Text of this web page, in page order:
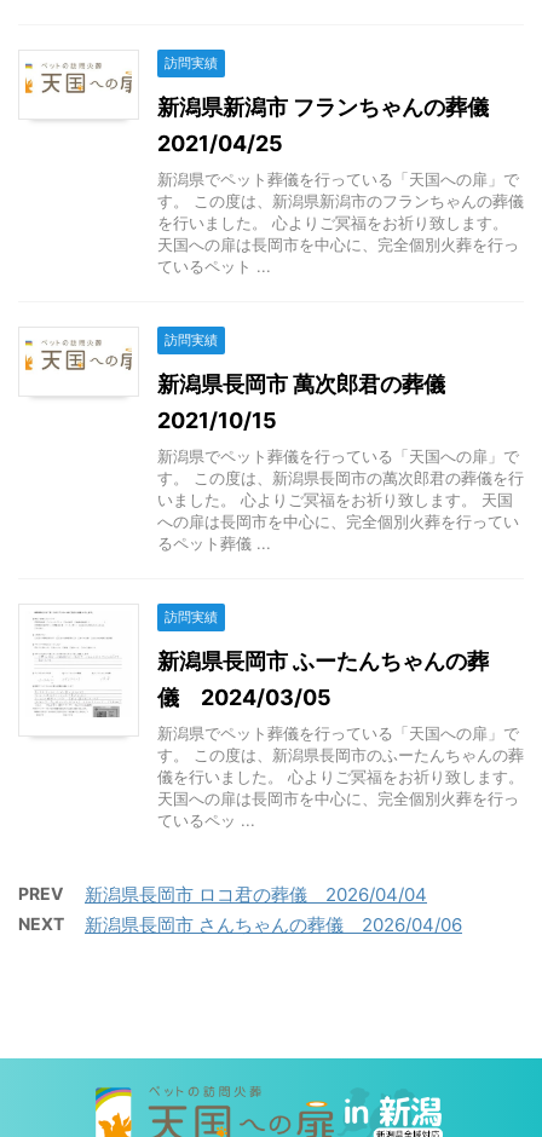
訪問実績
新潟県新潟市 フランちゃんの葬儀
2021/04/25
新潟県でペット葬儀を行っている「天国への扉」で
す。 この度は、新潟県新潟市のフランちゃんの葬儀
を行いました。 心よりご冥福をお祈り致します。
天国への扉は長岡市を中心に、完全個別火葬を行っ
ているペット ...
訪問実績
新潟県長岡市 萬次郎君の葬儀
2021/10/15
新潟県でペット葬儀を行っている「天国への扉」で
す。 この度は、新潟県長岡市の萬次郎君の葬儀を行
いました。 心よりご冥福をお祈り致します。 天国
への扉は長岡市を中心に、完全個別火葬を行ってい
るペット葬儀 ...
訪問実績
新潟県長岡市 ふーたんちゃんの葬
儀 2024/03/05
新潟県でペット葬儀を行っている「天国への扉」で
す。 この度は、新潟県長岡市のふーたんちゃんの葬
儀を行いました。 心よりご冥福をお祈り致します。
天国への扉は長岡市を中心に、完全個別火葬を行っ
ているペッ ...
PREV 新潟県長岡市 ロコ君の葬儀 2026/04/04
NEXT 新潟県長岡市 さんちゃんの葬儀 2026/04/06